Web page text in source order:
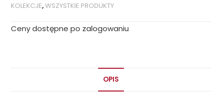
KOLEKCJE,WSZYSTKIE PRODUKTY
Ceny dostępne po zalogowaniu
OPIS